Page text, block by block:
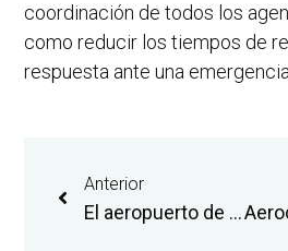
coordinación de todos los
como reducir los tiempos de
respuesta ante una
Anterior
El aeropuerto de Castellón prepara con el sector hotelero una operativa chárter de 30 vuelos para el traslado de hasta 2.700 turistas eslovacos en 2026